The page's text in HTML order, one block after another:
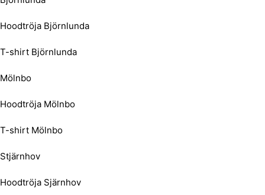
Hoodtröja Björnlunda
T-shirt Björnlunda
Mölnbo
Hoodtröja Mölnbo
T-shirt Mölnbo
Stjärnhov
Hoodtröja Sjärnhov